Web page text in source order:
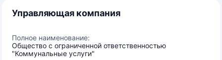
Управляющая компания
Полное наименование:
Общество с ограниченной ответственностью
"Коммунальные услуги"